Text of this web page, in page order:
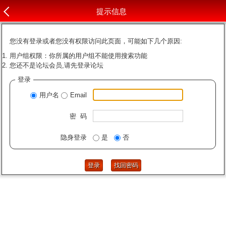
提示信息
您没有登录或者您没有权限访问此页面，可能如下几个原因:
用户组权限：你所属的用户组不能使用搜索功能
您还不是论坛会员,请先登录论坛
登录
用户名 Email
密 码
隐身登录 是 否